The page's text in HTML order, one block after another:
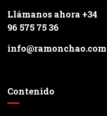
Llámanos ahora +34
96 575 75 36
info@ramonchao.com
Contenido